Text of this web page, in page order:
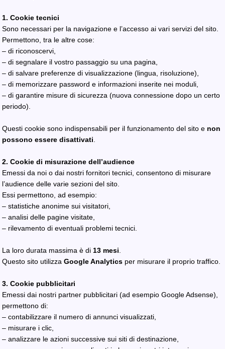
1. Cookie tecnici
Sono necessari per la navigazione e l’accesso ai vari servizi del sito.
Permettono, tra le altre cose:
– di riconoscervi,
– di segnalare il vostro passaggio su una pagina,
– di salvare preferenze di visualizzazione (lingua, risoluzione),
– di memorizzare password e informazioni inserite nei moduli,
– di garantire misure di sicurezza (nuova connessione dopo un certo
periodo).
Questi cookie sono indispensabili per il funzionamento del sito e non
possono essere disattivati
2. Cookie di misurazione dell’audience
Emessi da noi o dai nostri fornitori tecnici, consentono di misurare
l’audience delle varie sezioni del sito.
Essi permettono, ad esempio:
– statistiche anonime sui visitatori,
– analisi delle pagine visitate,
– rilevamento di eventuali problemi tecnici.
La loro durata massima è di 13 mesi
Questo sito utilizza Google Analytics per misurare il proprio traffico.
3. Cookie pubblicitari
Emessi dai nostri partner pubblicitari (ad esempio Google Adsense),
permettono di:
– contabilizzare il numero di annunci visualizzati,
– misurare i clic,
– analizzare le azioni successive sui siti di destinazione,